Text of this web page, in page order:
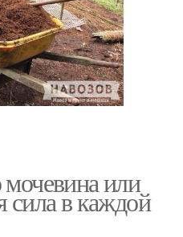
или
сила в каждой